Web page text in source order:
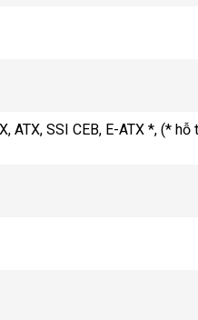
ATX, SSI CEB, E-ATX *, (*